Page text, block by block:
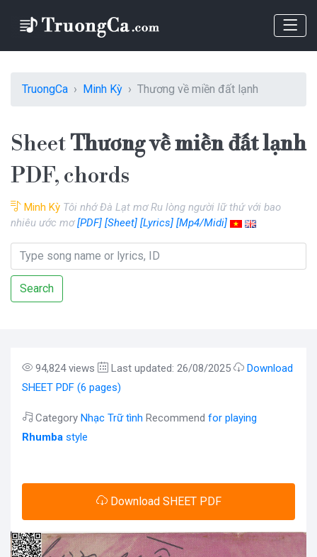
TruongCa Minh Kỳ Thương về miền đất lạnh
SheetThương về miền đất lạnh
PDF, chords
Minh Kỳ Tôi nhớ Đà Lạt mơ Ru lòng người lữ thứ với bao
nhiêu ước mơ[PDF] [Sheet] [Lyrics] [Mp4/Midi]
Search
94,824 views Last updated: 26/08/2025
Download
SHEET PDF (6 pages)
Category Nhạc Trữ tình Recommend for playing
Rhumba style
Download SHEET PDF